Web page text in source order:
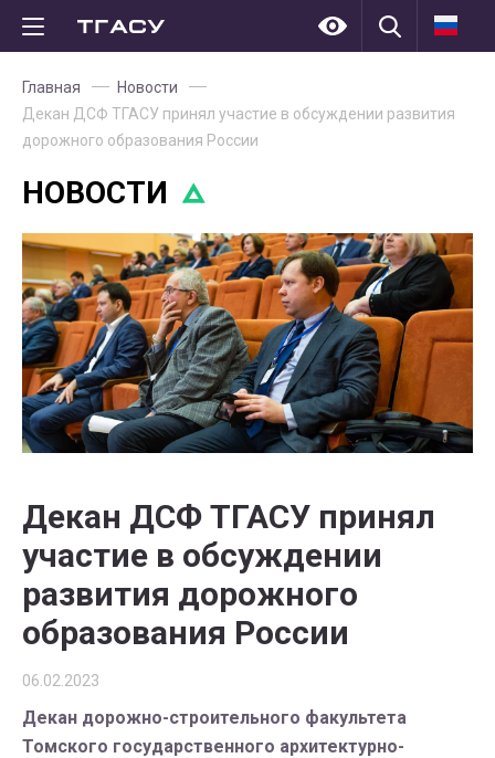
Главная
Новости
Декан ДСФ ТГАСУ принял участие в обсуждении развития
дорожного образования России
НОВОСТИ
Декан ДСФ ТГАСУ принял
участие в обсуждении
развития дорожного
образования России
06.02.2023
Декан дорожно-строительного факультета
Томского государственного архитектурно-